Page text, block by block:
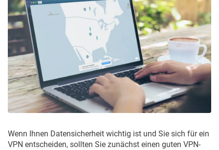
Wenn Ihnen Datensicherheit wichtig ist und Sie sich für ein
VPN entscheiden, sollten Sie zunächst einen guten VPN-